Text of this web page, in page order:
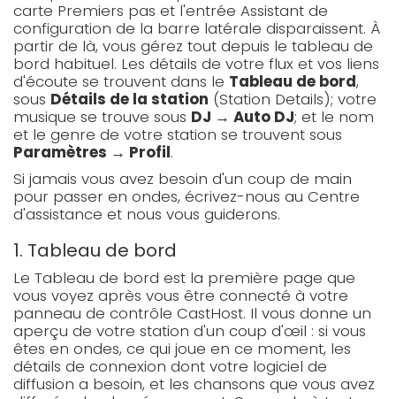
carte Premiers pas et l'entrée Assistant de
configuration de la barre latérale disparaissent. À
partir de là, vous gérez tout depuis le tableau de
bord habituel. Les détails de votre flux et vos liens
d'écoute se trouvent dans le Tableau de bord,
sous Détails de la station (Station Details); votre
musique se trouve sous DJ → Auto DJ; et le nom
et le genre de votre station se trouvent sous
Paramètres → Profil.
Si jamais vous avez besoin d'un coup de main
pour passer en ondes, écrivez-nous au Centre
d'assistance et nous vous guiderons.
1. Tableau de bord
Le Tableau de bord est la première page que
vous voyez après vous être connecté à votre
panneau de contrôle CastHost. Il vous donne un
aperçu de votre station d'un coup d'œil : si vous
êtes en ondes, ce qui joue en ce moment, les
détails de connexion dont votre logiciel de
diffusion a besoin, et les chansons que vous avez